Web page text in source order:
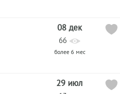
08 дек
66
более 6 мес
29 июл